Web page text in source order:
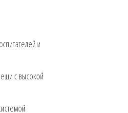
и
с высокой